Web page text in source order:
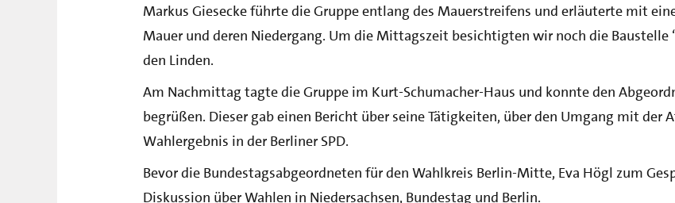
Markus Giesecke führte die Gruppe entlang des Mauerstreifens und erläuterte mit
Mauer und deren Niedergang. Um die Mittagszeit besichtigten wir noch die Baustelle
den Linden.
Am Nachmittag tagte die Gruppe im Kurt-Schumacher-Haus und konnte den
begrüßen. Dieser gab einen Bericht über seine Tätigkeiten, über den Umgang mit der
Wahlergebnis in der Berliner SPD.
Bevor die Bundestagsabgeordneten für den Wahlkreis Berlin-Mitte, Eva Högl zum
Diskussion über Wahlen in Niedersachsen, Bundestag und Berlin.